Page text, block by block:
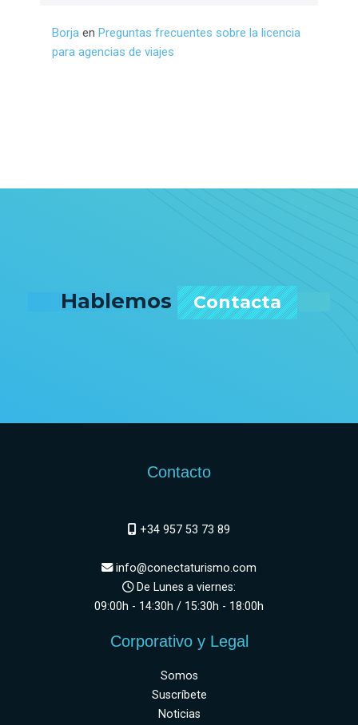
Borja en Preguntas frecuentes sobre la licencia
para agencias de viajes
Hablemos Contacta
Contacto
+34 957 53 73 89
info@conectaturismo.com
De Lunes a viernes:
09:00h - 14:30h / 15:30h - 18:00h
Corporativo y Legal
Somos
Suscríbete
Noticias